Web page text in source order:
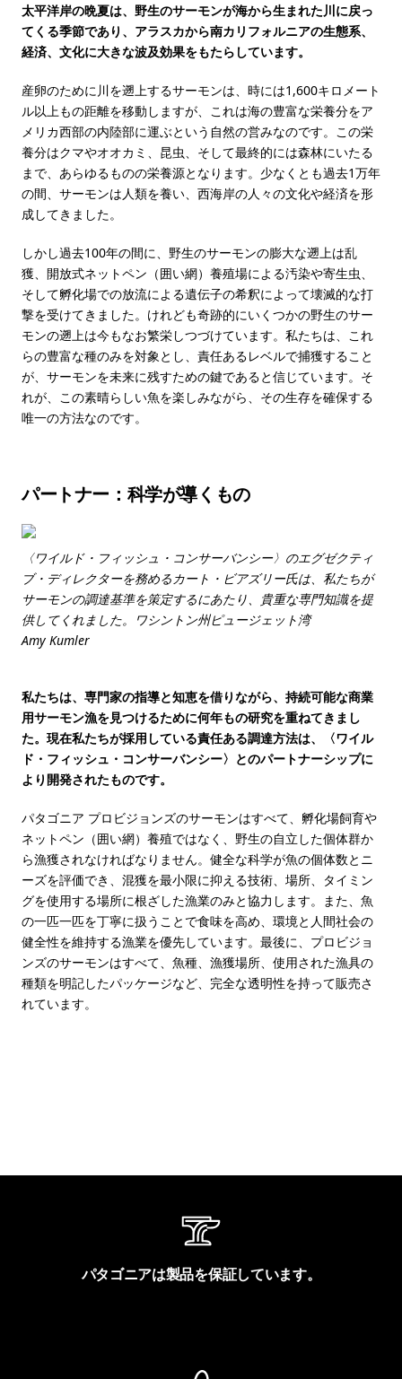
太平洋岸の晩夏は、野生のサーモンが海から生まれた川に戻っ
てくる季節であり、アラスカから南カリフォルニアの生態系、
経済、文化に大きな波及効果をもたらしています。
産卵のために川を遡上するサーモンは、時には1,600キロメート
ル以上もの距離を移動しますが、これは海の豊富な栄養分をア
メリカ西部の内陸部に運ぶという自然の営みなのです。この栄
養分はクマやオオカミ、昆虫、そして最終的には森林にいたる
まで、あらゆるものの栄養源となります。少なくとも過去1万年
の間、サーモンは人類を養い、西海岸の人々の文化や経済を形
成してきました。
しかし過去100年の間に、野生のサーモンの膨大な遡上は乱
獲、開放式ネットペン（囲い網）養殖場による汚染や寄生虫、
そして孵化場での放流による遺伝子の希釈によって壊滅的な打
撃を受けてきました。けれども奇跡的にいくつかの野生のサー
モンの遡上は今もなお繁栄しつづけています。私たちは、これ
らの豊富な種のみを対象とし、責任あるレベルで捕獲すること
が、サーモンを未来に残すための鍵であると信じています。そ
れが、この素晴らしい魚を楽しみながら、その生存を確保する
唯一の方法なのです。
パートナー：科学が導くもの
〈ワイルド・フィッシュ・コンサーバンシー〉のエグゼクティ
ブ・ディレクターを務めるカート・ビアズリー氏は、私たちが
サーモンの調達基準を策定するにあたり、貴重な専門知識を提
供してくれました。ワシントン州ピュージェット湾
Amy Kumler
私たちは、専門家の指導と知恵を借りながら、持続可能な商業
用サーモン漁を見つけるために何年もの研究を重ねてきまし
た。現在私たちが採用している責任ある調達方法は、〈ワイル
ド・フィッシュ・コンサーバンシー〉とのパートナーシップに
より開発されたものです。
パタゴニア プロビジョンズのサーモンはすべて、孵化場飼育や
ネットペン（囲い網）養殖ではなく、野生の自立した個体群か
ら漁獲されなければなりません。健全な科学が魚の個体数とニ
ーズを評価でき、混獲を最小限に抑える技術、場所、タイミン
グを使用する場所に根ざした漁業のみと協力します。また、魚
の一匹一匹を丁寧に扱うことで食味を高め、環境と人間社会の
健全性を維持する漁業を優先しています。最後に、プロビジョ
ンズのサーモンはすべて、魚種、漁獲場所、使用された漁具の
種類を明記したパッケージなど、完全な透明性を持って販売さ
れています。
パタゴニアは製品を保証しています。